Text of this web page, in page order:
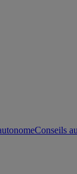
Conseils